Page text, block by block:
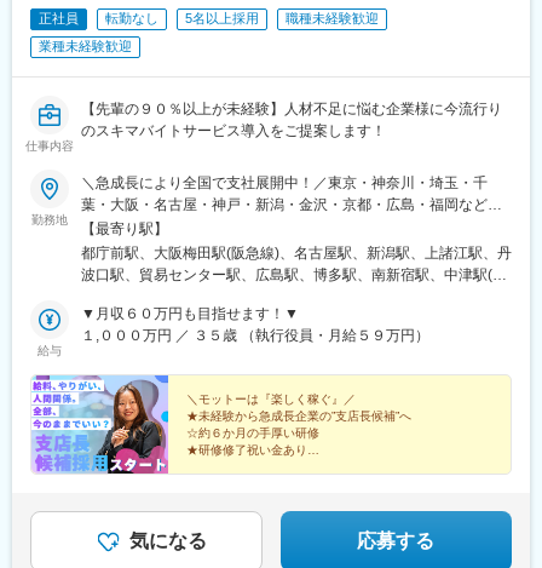
正社員 転勤なし 5名以上採用
職種未経験歓迎
業種未経験歓迎
仕事内容
【先輩の９０％以上が未経験】人材不足に悩む企業様に今流行り
のスキマバイトサービス導入をご提案します！
勤務地
＼急成長により全国で支社展開中！／東京・神奈川・埼玉・千
葉・大阪・名古屋・神戸・新潟・金沢・京都・広島・福岡などで
募集中！★東京、大阪、名古屋、福岡は急募のため、特に選考優
遇します★◎勤務地は希望を考慮し、決定します。◎本人希望以
外での転勤はありません。◎マイカー通勤可（新潟支店、金沢支
本社／「梅田駅」徒歩5分、「大阪駅」徒歩8分■新潟支店／「新
潟駅」徒歩8分■金沢支店／「上諸江駅」徒歩20分■名古屋支店／
「三宮駅」徒歩5分■京都支店／「丹波口駅」徒歩5分■広島支店／
「広島駅」徒歩7分■福岡支店／「博多駅」徒歩10分
【最寄り駅】
都庁前駅、大阪梅田駅(阪急線)、名古屋駅、新潟駅、上諸江駅、丹
波口駅、貿易センター駅、広島駅、博多駅、南新宿駅、中津駅(地
駅、中津駅(大阪府・阪急線)、神戸三宮駅(阪神)、猿猴橋町駅
給与
▼月収６０万円も目指せます！▼
１,０００万円 ／ ３５歳 （執行役員・月給５９万円）
＼モットーは『楽しく稼ぐ』／
★未経験から急成長企業の”支店長候補”へ
☆約６か月の手厚い研修
★研修修了祝い金あり
★最短入社１年半で営業部長へ昇格実績あり
気になる 応募する